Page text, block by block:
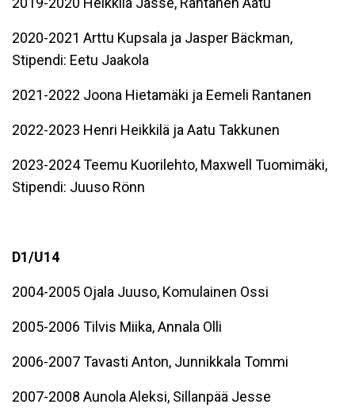
2020-2021 Arttu Kupsala ja Jasper Bäckman,
Stipendi: Eetu Jaakola
2021-2022 Joona Hietamäki ja Eemeli Rantanen
2022-2023 Henri Heikkilä ja Aatu Takkunen
2023-2024 Teemu Kuorilehto, Maxwell Tuomimäki,
Stipendi: Juuso Rönn
D1/U14
2004-2005 Ojala Juuso, Komulainen Ossi
2005-2006 Tilvis Miika, Annala Olli
2006-2007 Tavasti Anton, Junnikkala Tommi
2007-2008 Aunola Aleksi, Sillanpää Jesse